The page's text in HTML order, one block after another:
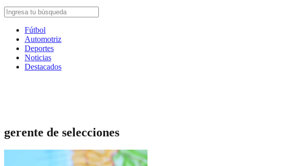
Fútbol
Automotriz
Deportes
Noticias
Destacados
gerente de selecciones